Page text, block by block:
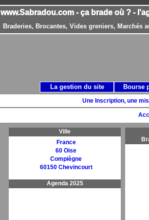
www.Sabradou.com - ça brade où ? -
Braderies, Brocantes, Vides greniers, Marchés
Une Inscription, une
Ville
France
60 Oise
Compiègne
60150 Chevincourt
Agenda 2025
La gestion du site Bourse